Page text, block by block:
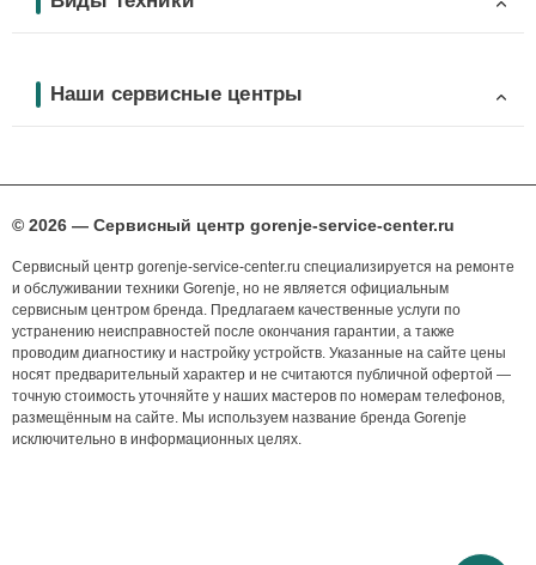
Наши сервисные центры
© 2026 — Сервисный центр gorenje-service-center.ru
Сервисный центр gorenje-service-center.ru специализируется на ремонте
и обслуживании техники Gorenje, но не является официальным
сервисным центром бренда. Предлагаем качественные услуги по
устранению неисправностей после окончания гарантии, а также
проводим диагностику и настройку устройств. Указанные на сайте цены
носят предварительный характер и не считаются публичной офертой —
точную стоимость уточняйте у наших мастеров по номерам телефонов,
размещённым на сайте. Мы используем название бренда Gorenje
исключительно в информационных целях.